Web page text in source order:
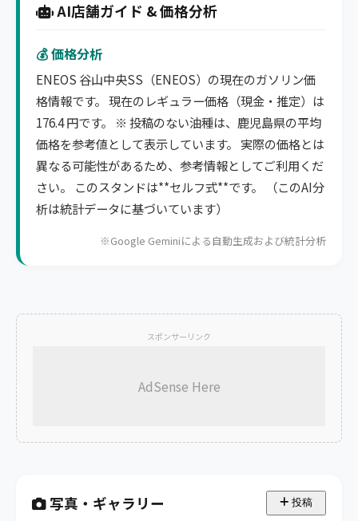
AI店舗ガイド & 価格分析
💰 価格分析
ENEOS 谷山中央SS（ENEOS）の現在のガソリン価
格情報です。 現在のレギュラー価格（現金・推定）は
176.4 円です。 ※ 投稿のない油種は、鹿児島県の平均
価格を参考値として表示しています。 実際の価格とは
異なる可能性があるため、参考情報としてご利用くだ
さい。 このスタンドは**セルフ式**です。 （このAI分
析は統計データに基づいています）
※Google Geminiによる自動生成および統計分析
スポンサーリンク
AdSense Here
写真・ギャラリー 投稿